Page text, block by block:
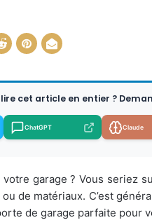
cet article en entier ?
ChatGPT Claude
garage ? Vous seriez
de matériaux. C’est
de garage parfaite pour